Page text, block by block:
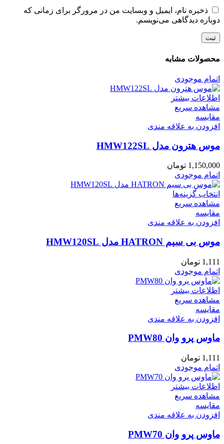
ذخیره نام، ایمیل و وبسایت من در مرورگر برای زمانی که
دوباره دیدگاهی می‌نویسم.
محصولات مشابه
اتمام موجودی
اطلاعات بیشتر
مشاهده سریع
مقایسه
افزودن به علاقه مندی
موس هترون مدل HMW122SL
1,150,000 تومان
اتمام موجودی
انتخاب گزینه‌ها
انواع
می
باشد.
ممکن
است
در
محصول
شوند
مشاهده سریع
مقایسه
افزودن به علاقه مندی
موس بی سیم HATRON مدل HMW120SL
1,111 تومان
اتمام موجودی
اطلاعات بیشتر
مشاهده سریع
مقایسه
افزودن به علاقه مندی
ماوس پرو وان PMW80
1,111 تومان
اتمام موجودی
اطلاعات بیشتر
مشاهده سریع
مقایسه
افزودن به علاقه مندی
ماوس پرو وان PMW70